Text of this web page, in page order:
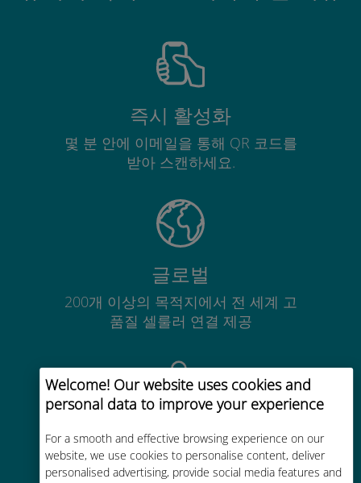
Welcome! Our website uses cookies and
personal data to improve your experience
For a smooth and effective browsing experience on our
website, we use cookies to personalise content, deliver
personalised advertising, provide social media features and
즉시 활성화
몇 분 안에 이메일을 통해 QR 코드를
받아 스캔하세요.
글로벌
200개 이상의 목적지에서 전 세계 고
품질 셀룰러 연결 제공
비용 효율적
기존 통신사 로밍 요금보다 최대